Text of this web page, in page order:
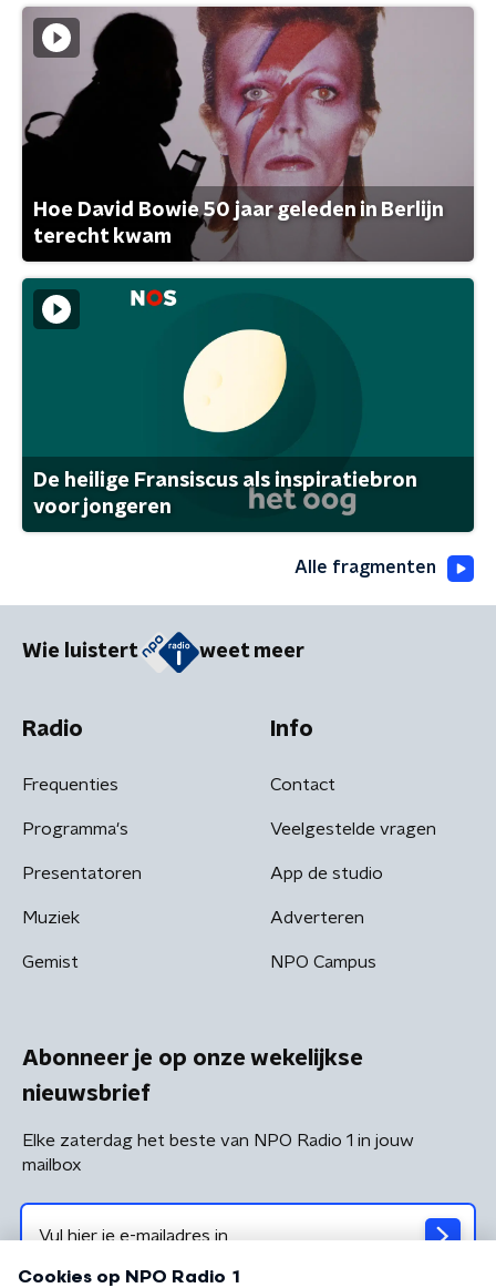
Hoe David Bowie 50 jaar geleden in Berlijn
terecht kwam
De heilige Fransiscus als inspiratiebron
voor jongeren
Alle fragmenten
Wie luistert weet meer
Radio
Frequenties
Programma's
Presentatoren
Muziek
Gemist
Info
Contact
Veelgestelde vragen
App de studio
Adverteren
NPO Campus
Abonneer je op onze wekelijkse
nieuwsbrief
Elke zaterdag het beste van NPO Radio 1 in jouw
mailbox